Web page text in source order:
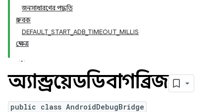
জনসাধারণের পদ্ধতি
ধ্রুবক
DEFAULT_START_ADB_TIMEOUT_MILLIS
ক্ষেত্র
অ্যান্ড্রয়েডডিবাগব্রিজ
public class AndroidDebugBridge